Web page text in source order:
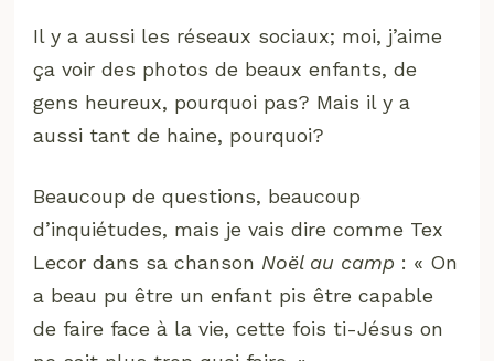
Il y a aussi les réseaux sociaux; moi, j’aime
ça voir des photos de beaux enfants, de
gens heureux, pourquoi pas? Mais il y a
aussi tant de haine, pourquoi?
Beaucoup de questions, beaucoup
d’inquiétudes, mais je vais dire comme Tex
Lecor dans sa chanson Noël au camp : « On
a beau pu être un enfant pis être capable
de faire face à la vie, cette fois ti-Jésus on